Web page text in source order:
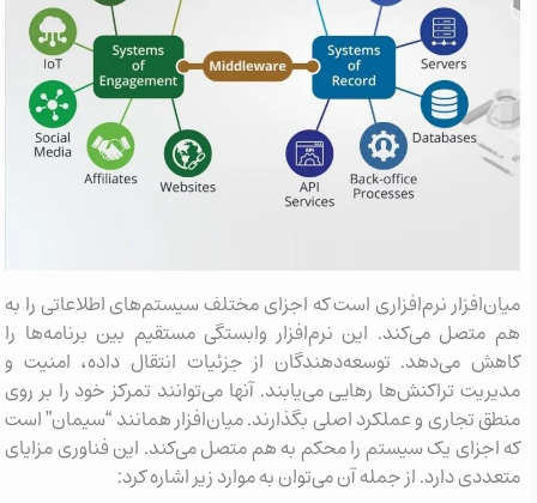
میان‌افزار نرم‌افزاری است که اجزای مختلف سیستم‌های اطلاعاتی را به
هم متصل می‌کند. این نرم‌افزار وابستگی مستقیم بین برنامه‌ها را
کاهش می‌دهد. توسعه‌دهندگان از جزئیات انتقال داده، امنیت و
مدیریت تراکنش‌ها رهایی می‌یابند. آنها می‌توانند تمرکز خود را بر روی
منطق تجاری و عملکرد اصلی بگذارند. میان‌افزار همانند “سیمان” است
که اجزای یک سیستم را محکم به هم متصل می‌کند. این فناوری مزایای
متعددی دارد. از جمله آن می‌توان به موارد زیر اشاره کرد: